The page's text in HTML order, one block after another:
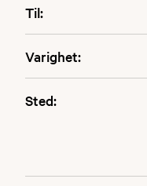
Til:
Varighet:
Sted: